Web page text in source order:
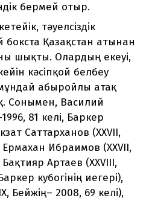
бермей отыр.
тәуелсіздік
бокста Қазақстан атынан
шықты. Олардың екеуі,
кәсіпқой белбеу
абыройлы атақ
Сонымен, Василий
81 келі, Баркер
Саттарханов (XXVII,
Ермахан Ибраимов (XXVII,
Артаев (XXVIII,
кубогінің иегері),
Бейжің– 2008, 69 келі),